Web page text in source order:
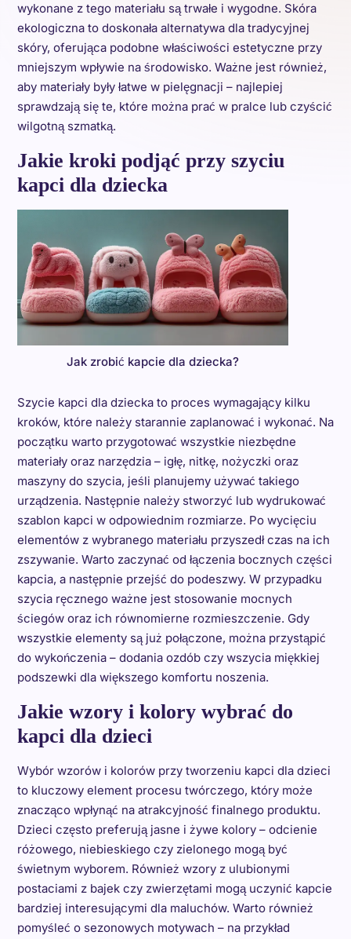
wykonane z tego materiału są trwałe i wygodne. Skóra
ekologiczna to doskonała alternatywa dla tradycyjnej
skóry, oferująca podobne właściwości estetyczne przy
mniejszym wpływie na środowisko. Ważne jest również,
aby materiały były łatwe w pielęgnacji – najlepiej
sprawdzają się te, które można prać w pralce lub czyścić
wilgotną szmatką.
Jakie kroki podjąć przy szyciu
kapci dla dziecka
Jak zrobić kapcie dla dziecka?
Szycie kapci dla dziecka to proces wymagający kilku
kroków, które należy starannie zaplanować i wykonać. Na
początku warto przygotować wszystkie niezbędne
materiały oraz narzędzia – igłę, nitkę, nożyczki oraz
maszyny do szycia, jeśli planujemy używać takiego
urządzenia. Następnie należy stworzyć lub wydrukować
szablon kapci w odpowiednim rozmiarze. Po wycięciu
elementów z wybranego materiału przyszedł czas na ich
zszywanie. Warto zaczynać od łączenia bocznych części
kapcia, a następnie przejść do podeszwy. W przypadku
szycia ręcznego ważne jest stosowanie mocnych
ściegów oraz ich równomierne rozmieszczenie. Gdy
wszystkie elementy są już połączone, można przystąpić
do wykończenia – dodania ozdób czy wszycia miękkiej
podszewki dla większego komfortu noszenia.
Jakie wzory i kolory wybrać do
kapci dla dzieci
Wybór wzorów i kolorów przy tworzeniu kapci dla dzieci
to kluczowy element procesu twórczego, który może
znacząco wpłynąć na atrakcyjność finalnego produktu.
Dzieci często preferują jasne i żywe kolory – odcienie
różowego, niebieskiego czy zielonego mogą być
świetnym wyborem. Również wzory z ulubionymi
postaciami z bajek czy zwierzętami mogą uczynić kapcie
bardziej interesującymi dla maluchów. Warto również
pomyśleć o sezonowych motywach – na przykład